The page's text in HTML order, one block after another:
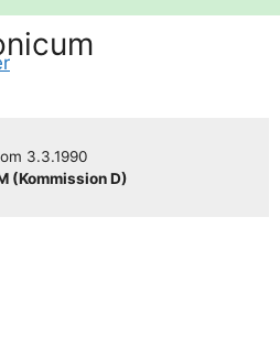
3.3.1990
(Kom­mis­si­on D)